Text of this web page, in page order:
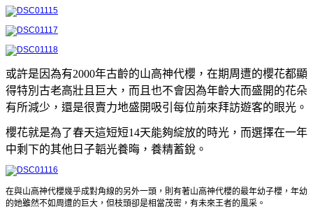
或許是因為有2000年古齡的山高神代櫻，在期周遭的櫻花都顯
得特別古老高壯且巨大，而且也不會因為年齡大而盛開的花朵
有所減少，還是很賣力地盛開吸引每位前來拜訪遊客的眼光。
櫻花就是為了春天這短短14天能夠綻放的時光，而選擇在一年
中剩下的其他日子韜光養晦，養精蓄銳。
在與山高神代櫻幾乎成對角線的另外一頭，則有著山高神代櫻的最年幼子櫻，年幼
的她雖然不如周遭的巨大，但枝頭卻是相當茂密，有未來王者的風采。